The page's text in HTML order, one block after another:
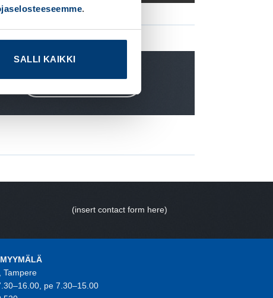
.
SALLI KAIKKI
CLICK ME NOW
(insert contact form here)
Tampere
pe 7.30–15.00